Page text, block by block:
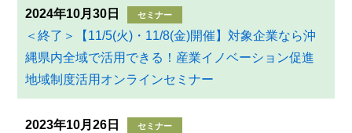
2024年10月30日 セミナー
＜終了＞【11/5(火)・11/8(金)開催】対象企業なら沖
縄県内全域で活用できる！産業イノベーション促進
地域制度活用オンラインセミナー
2023年10月26日 セミナー